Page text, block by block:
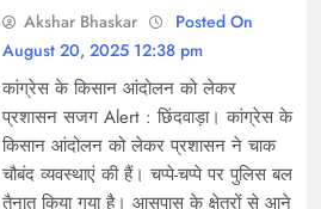
Akshar Bhaskar
Posted On
August 20, 2025 12:38 pm
कांग्रेस के किसान आंदोलन को लेकर
प्रशासन सजग Alert : छिंदवाड़ा। कांग्रेस के
किसान आंदोलन को लेकर प्रशासन ने चाक
चौबंद व्यवस्थाएं की हैं। चप्पे-चप्पे पर पुलिस बल
तैनात किया गया है। आसपास के क्षेत्रों से आने